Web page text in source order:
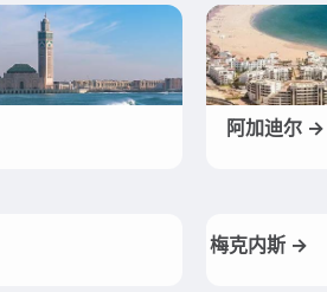
阿加迪尔 →
梅克内斯 →